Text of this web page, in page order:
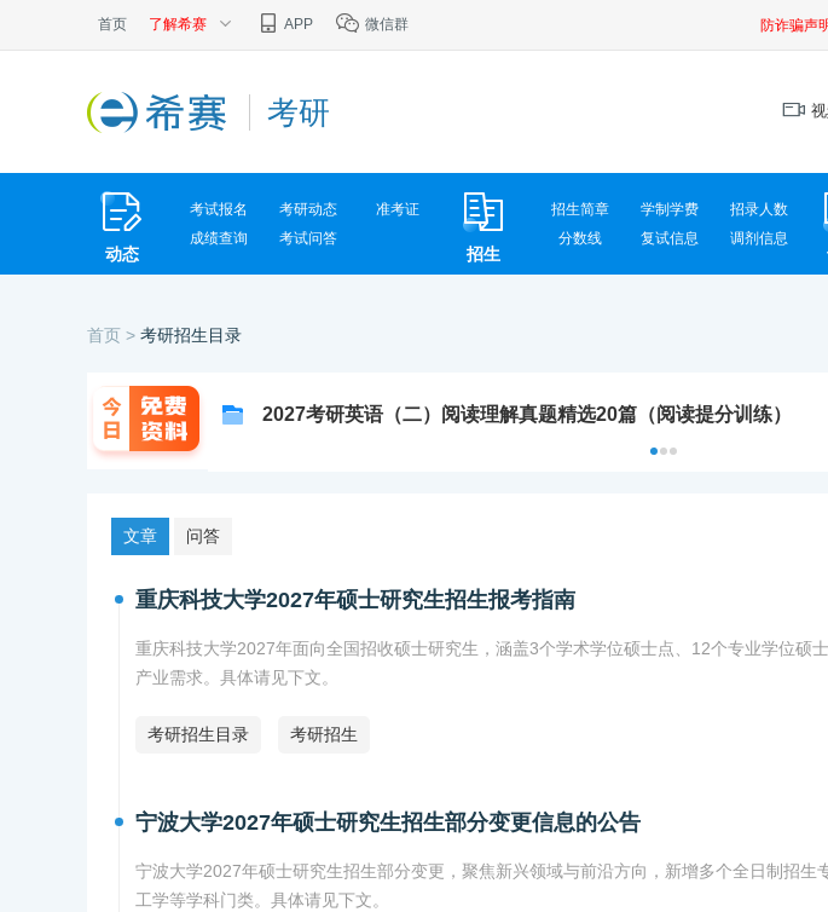
首页 了解希赛 APP 微信群 防诈骗声
考研
动态
考试报名 考研动态
准考证
成绩查询
考试问答
招生
招生简章 学制学费
招录人数
分数线
复试信息 调剂信息
首页 > 考研招生目录
2027考研英语（二）阅读理解真题精选20篇（阅读提分训练）
文章 问答
重庆科技大学2027年硕士研究生招生报考指南
重庆科技大学2027年面向全国招收硕士研究生，涵盖3个学术学位硕士点、12个专业学位硕
产业需求。具体请见下文。
考研招生目录 考研招生
宁波大学2027年硕士研究生招生部分变更信息的公告
宁波大学2027年硕士研究生招生部分变更，聚焦新兴领域与前沿方向，新增多个全日制招生
工学等学科门类。具体请见下文。